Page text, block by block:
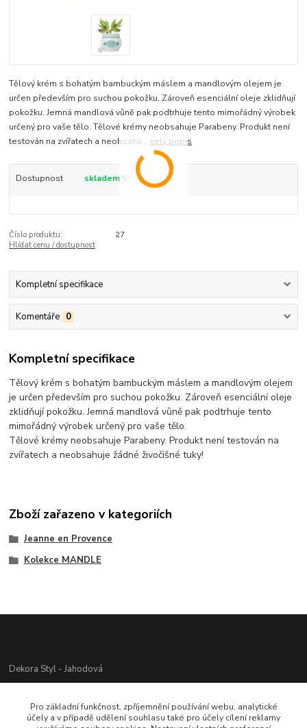
Tělový krém s bohatým bambuckým máslem a mandlovým olejem je
určen především pro suchou pokožku. Zároveň esenciální oleje zklidňují
pokožku. Jemná mandlová vůně pak podtrhuje tento mimořádný výrobek
určený pro vaše tělo. Tělové krémy neobsahuje Parabeny. Produkt není
testován na zvířatech a neobsahu... celý popis
Dostupnost skladem 5
Číslo produktu:
27
Hlídat cenu / dostupnost
Kompletní specifikace
Komentáře 0
Kompletní specifikace
Tělový krém s bohatým bambuckým máslem a mandlovým olejem
je určen především pro suchou pokožku. Zároveň esenciální oleje
zklidňují pokožku. Jemná mandlová vůně pak podtrhuje tento
mimořádný výrobek určený pro vaše tělo.
Tělové krémy neobsahuje Parabeny. Produkt není testován na
zvířatech a neobsahuje žádné živočišné tuky!
Zboží zařazeno v kategoriích
Jeanne en Provence
Kolekce MANDLE
Dekora Styl - Jahodová
721312944
Pro základní funkčnost, zpříjemnění používání webu, analytické
účely a v případě udělení souhlasu také pro účely cílení reklamy